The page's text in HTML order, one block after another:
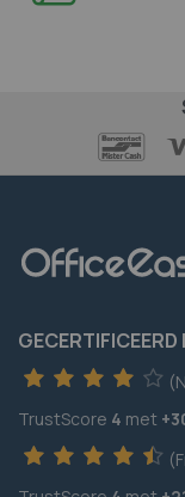
TrustScore 4 met